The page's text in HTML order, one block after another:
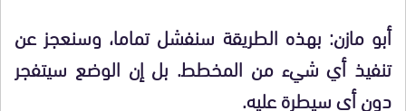
أبو مازن: بهذه الطريقة سنفشل تماما، وسنعجز عن
تنفيذ أي شيء من المخطط. بل إن الوضع سيتفجر
دون أي سيطرة عليه.